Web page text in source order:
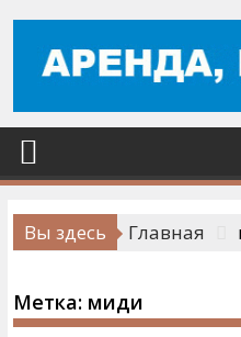
Вы здесь Главная
Метка: миди